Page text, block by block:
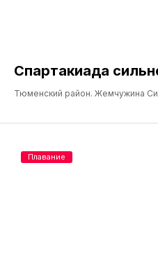
Спартакиада
Тюменский район. Жемчужина
Плавание